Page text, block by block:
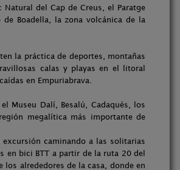
del Cap de Creus, el Paratge
Boadella, la zona volcánica de la
la práctica de deportes, montañas
calas y playas en el litoral
en Empuriabrava.
Museu Dalí, Besalú, Cadaqués, los
megalítica más importante de
caminando a las solitarias
en bici BTT a partir de la ruta 20 del
los alrededores de la casa, donde en